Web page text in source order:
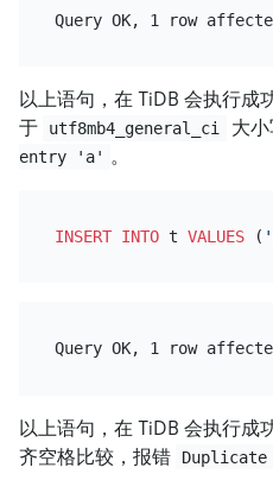
以上语句，在 TiDB 会执行成
于
utf8mb4_general_ci 大
entry 'a' 。
INSERT INTO t VALUES (
以上语句，在 TiDB 会执行成
齐空格比较，报错